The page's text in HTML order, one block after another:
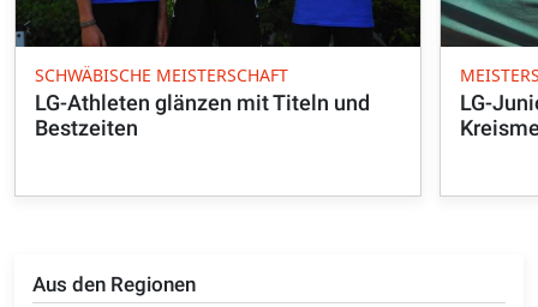
Aus den Regionen
SCHWÄBISCHE MEISTERSCHAFT
LG-Athleten glänzen mit Titeln und
Bestzeiten
LG-